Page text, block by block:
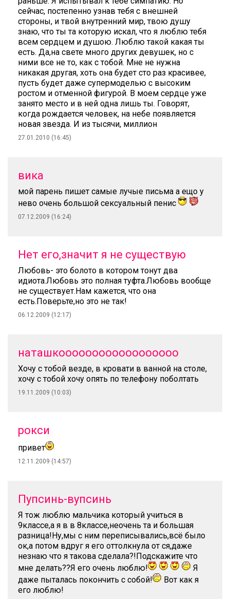
сейчас, постепенно узнав тебя с внешней
стороны, и твой внутренний мир, твою душу
знаю, что ты та которую искал, что я люблю тебя
всем сердцем и душою. Люблю такой какая ты
есть. Да,на свете много других девушек, но с
ними все не то, как с тобой. Мне не нужна
никакая другая, хоть она будет сто раз красивее,
пусть будет даже супермоделью с высоким
ростом и отменной фигурой. В моем сердце уже
занято место и в ней одна лишь ты. Говорят,
когда рождается человек, на небе появляется
новая звезда. И из тысячи, миллион
27.01.2010 (16:45)
вика
мой парень пишет самые лучые письма а ещо у
нево очень большой сексуальный пенис
07.12.2009 (16:24)
Нет его,значит я не существую
Любовь- это болото в котором тонут два
идиота.Любовь это полная туфта.Любовь вообще
не существует.Нам кажется, что она
есть.Поверьте,но это не так!
06.12.2009 (12:17)
наташкоооооооооооооооооо
Хочу с тобой везде, в кровати в ванной на столе,
хочу с тобой хочу опять по телефону поболтать
19.11.2009 (10:03)
рокси
привет
12.11.2009 (14:57)
Пупсинь-вупсинь
Я тож люблю мальчика который учиться в
9классе,а я в в 8классе,неочень та и большая
разница!Ну,мы с ним переписывались,всё было
ок,а потом вдруг я его оттолкнула от ся,даже
незнаю что я такова сделала?!Подскажите что
мне делать??Я его очень люблю!
Я
даже пыталась покончить с собой!
Вот как я
его люблю!